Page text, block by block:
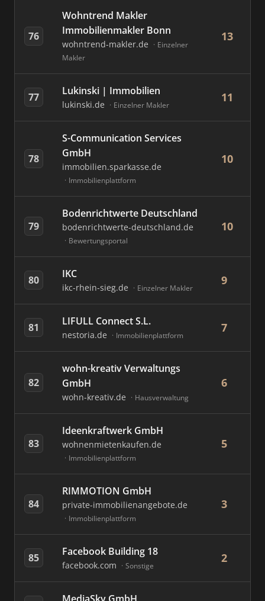
76
Wohntrend Makler
Immobilienmakler Bonn
wohntrend-makler.de
Einzelner
Makler
13
77 Lukinski | Immobilien
lukinski.de Einzelner Makler
11
78
S-Communication Services
GmbH
immobilien.sparkasse.de
Immobilienplattform
10
79
Bodenrichtwerte Deutschland
bodenrichtwerte-deutschland.de
Bewertungsportal
10
80 IKC
ikc-rhein-sieg.de Einzelner Makler
9
81 LIFULL Connect S.L.
nestoria.de Immobilienplattform
7
82
wohn-kreativ Verwaltungs
GmbH
wohn-kreativ.de Hausverwaltung
6
83
Ideenkraftwerk GmbH
wohnenmietenkaufen.de
Immobilienplattform
5
84
RIMMOTION GmbH
private-immobilienangebote.de
Immobilienplattform
3
85 Facebook Building 18
facebook.com Sonstige
2